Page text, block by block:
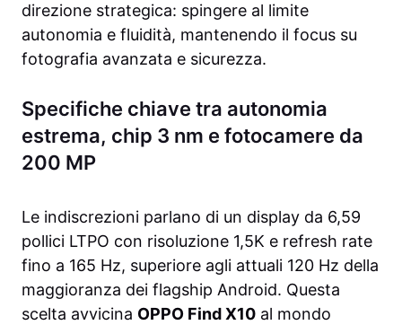
direzione strategica: spingere al limite
autonomia e fluidità, mantenendo il focus su
fotografia avanzata e sicurezza.
Specifiche chiave tra autonomia
estrema, chip 3 nm e fotocamere da
200 MP
Le indiscrezioni parlano di un display da 6,59
pollici LTPO con risoluzione 1,5K e refresh rate
fino a 165 Hz, superiore agli attuali 120 Hz della
maggioranza dei flagship Android. Questa
scelta avvicina OPPO Find X10 al mondo